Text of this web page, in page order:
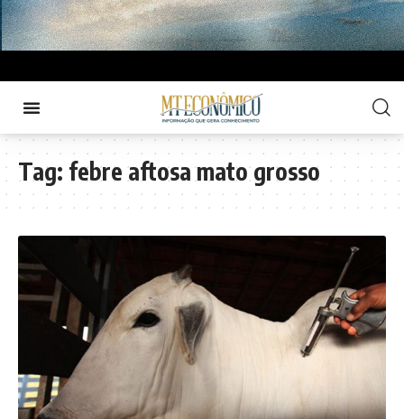
Tag: febre aftosa mato grosso